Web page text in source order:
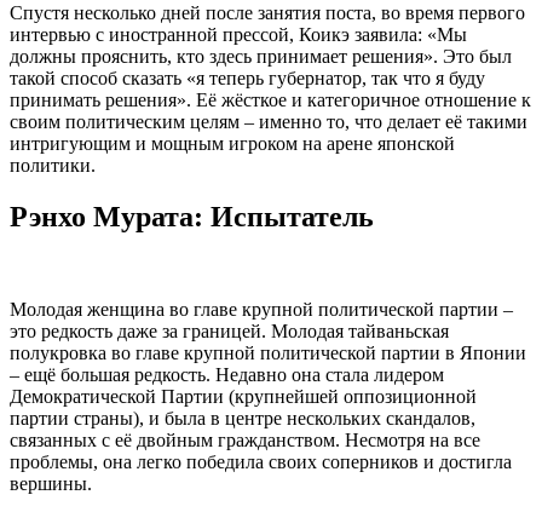
Спустя несколько дней после занятия поста, во время первого
интервью с иностранной прессой, Коикэ заявила: «Мы
должны прояснить, кто здесь принимает решения». Это был
такой способ сказать «я теперь губернатор, так что я буду
принимать решения». Её жёсткое и категоричное отношение к
своим политическим целям – именно то, что делает её такими
интригующим и мощным игроком на арене японской
политики.
Рэнхо Мурата: Испытатель
Молодая женщина во главе крупной политической партии –
это редкость даже за границей. Молодая тайваньская
полукровка во главе крупной политической партии в Японии
– ещё большая редкость. Недавно она стала лидером
Демократической Партии (крупнейшей оппозиционной
партии страны), и была в центре нескольких скандалов,
связанных с её двойным гражданством. Несмотря на все
проблемы, она легко победила своих соперников и достигла
вершины.